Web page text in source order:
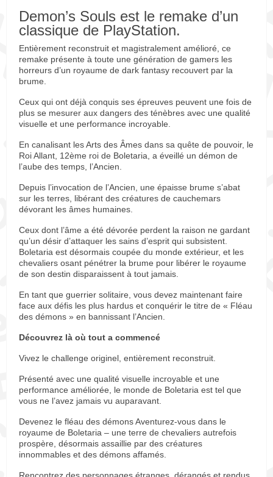
Demon’s Souls est le remake d’un
classique de PlayStation.
Entièrement reconstruit et magistralement amélioré, ce
remake présente à toute une génération de gamers les
horreurs d’un royaume de dark fantasy recouvert par la
brume.
Ceux qui ont déjà conquis ses épreuves peuvent une fois de
plus se mesurer aux dangers des ténèbres avec une qualité
visuelle et une performance incroyable.
En canalisant les Arts des Âmes dans sa quête de pouvoir, le
Roi Allant, 12ème roi de Boletaria, a éveillé un démon de
l’aube des temps, l’Ancien.
Depuis l’invocation de l’Ancien, une épaisse brume s’abat
sur les terres, libérant des créatures de cauchemars
dévorant les âmes humaines.
Ceux dont l’âme a été dévorée perdent la raison ne gardant
qu’un désir d’attaquer les sains d’esprit qui subsistent.
Boletaria est désormais coupée du monde extérieur, et les
chevaliers osant pénétrer la brume pour libérer le royaume
de son destin disparaissent à tout jamais.
En tant que guerrier solitaire, vous devez maintenant faire
face aux défis les plus hardus et conquérir le titre de « Fléau
des démons » en bannissant l’Ancien.
Découvrez là où tout a commencé
Vivez le challenge originel, entièrement reconstruit.
Présenté avec une qualité visuelle incroyable et une
performance améliorée, le monde de Boletaria est tel que
vous ne l’avez jamais vu auparavant.
Devenez le fléau des démons Aventurez-vous dans le
royaume de Boletaria – une terre de chevaliers autrefois
prospère, désormais assaillie par des créatures
innommables et des démons affamés.